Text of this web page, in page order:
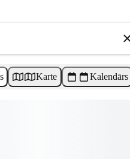
Karte Kalendārs